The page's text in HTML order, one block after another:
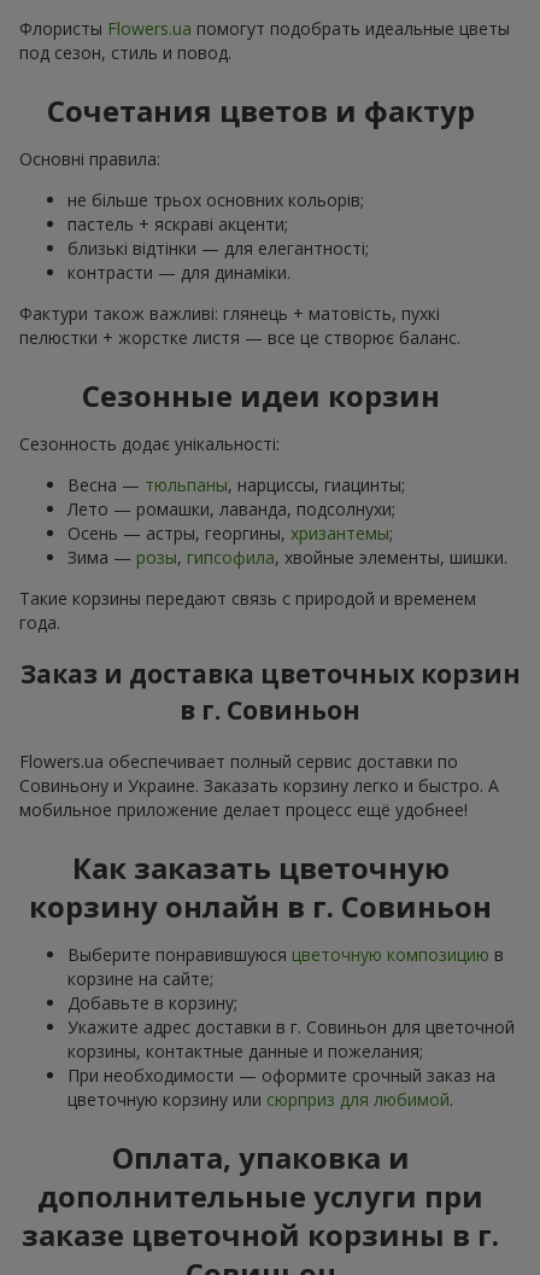
Флористы Flowers.ua помогут подобрать идеальные цветы
под сезон, стиль и повод.
Сочетания цветов и фактур
Основні правила:
не більше трьох основних кольорів;
пастель + яскраві акценти;
близькі відтінки — для елегантності;
контрасти — для динаміки.
Фактури також важливі: глянець + матовість, пухкі
пелюстки + жорстке листя — все це створює баланс.
Сезонные идеи корзин
Сезонность додає унікальності:
Весна — тюльпаны, нарциссы, гиацинты;
Лето — ромашки, лаванда, подсолнухи;
Осень — астры, георгины, хризантемы;
Зима — розы, гипсофила, хвойные элементы, шишки.
Такие корзины передают связь с природой и временем
года.
Заказ и доставка цветочных корзин
в г. Совиньон
Flowers.ua обеспечивает полный сервис доставки по
Совиньону и Украине. Заказать корзину легко и быстро. А
мобильное приложение делает процесс ещё удобнее!
Как заказать цветочную
корзину онлайн в г. Совиньон
Выберите понравившуюся цветочную композицию в
корзине на сайте;
Добавьте в корзину;
Укажите адрес доставки в г. Совиньон для цветочной
корзины, контактные данные и пожелания;
При необходимости — оформите срочный заказ на
цветочную корзину или сюрприз для любимой.
Оплата, упаковка и
дополнительные услуги при
заказе цветочной корзины в г.